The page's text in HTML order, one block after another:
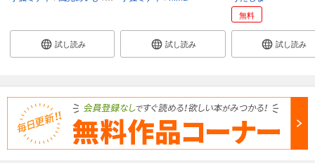
試し読み 試し読み
無料
試し読み